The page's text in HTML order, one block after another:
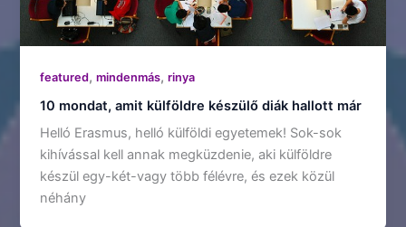
featured,mindenmás,rinya
10 mondat, amit külföldre készülő diák hallott már
Helló Erasmus, helló külföldi egyetemek! Sok-sok
kihívással kell annak megküzdenie, aki külföldre
készül egy-két-vagy több félévre, és ezek közül
néhány